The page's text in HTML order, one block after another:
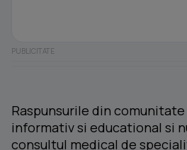
Raspunsurile din
informativ si educational si
consultul medical de